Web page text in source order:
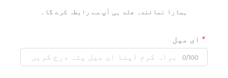
ہمارا نمائندہ جلد ہی آپ سے رابطہ کرے گا۔
ای میل
0/100